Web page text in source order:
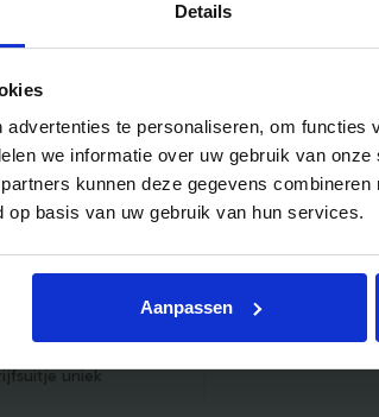
Details
te personaliseren, om functies
we informatie over uw gebruik van
kunnen deze gegevens
basis van uw gebruik van hun services.
Aanpassen
outdoor
indoor
actief
Brabant
Limburg
uniek
Helpdesk